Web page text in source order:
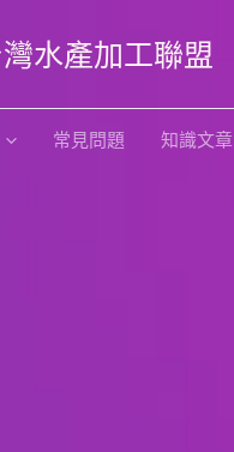
水產加工聯盟
常見問題 知識文章